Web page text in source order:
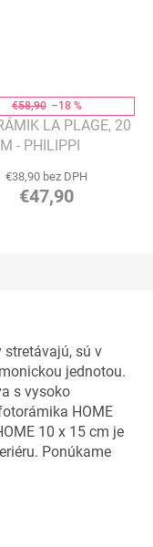
€58,90 –18 %
LA PLAGE, 20
- PHILIPPI
€38,90 bez DPH
€47,90
stretávajú, sú v
jednotou.
s vysoko
HOME
10 x 15 cm je
Ponúkame